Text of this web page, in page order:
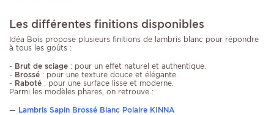
Les différentes finitions disponibles
Idéa Bois propose plusieurs finitions de lambris blanc pour répondre
à tous les goûts :
- Brut de sciage : pour un effet naturel et authentique.
- Brossé : pour une texture douce et élégante.
- Raboté : pour une surface lisse et moderne.
Parmi les modèles phares, on retrouve :
— Lambris Sapin Brossé Blanc Polaire KINNA